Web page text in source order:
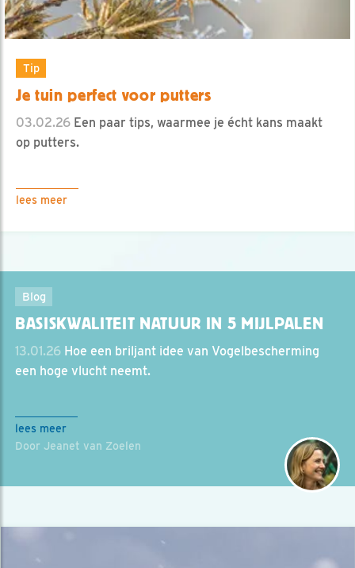
Tip
Je tuin perfect voor putters
03.02.26 Een paar tips, waarmee je écht kans maakt
op putters.
lees meer
Blog
BASISKWALITEIT NATUUR IN 5 MIJLPALEN
13.01.26 Hoe een briljant idee van Vogelbescherming
een hoge vlucht neemt.
lees meer
Door Jeanet van Zoelen